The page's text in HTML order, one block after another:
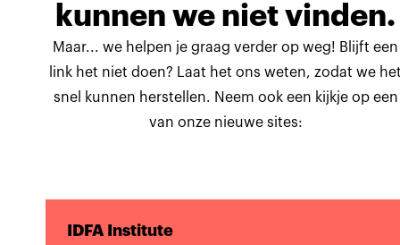
kunnen we niet vinden.
Maar... we helpen je graag verder op weg! Blijft een
link het niet doen? Laat het ons weten, zodat we
snel kunnen herstellen. Neem ook een kijkje op een
van onze nieuwe sites:
IDFA Institute